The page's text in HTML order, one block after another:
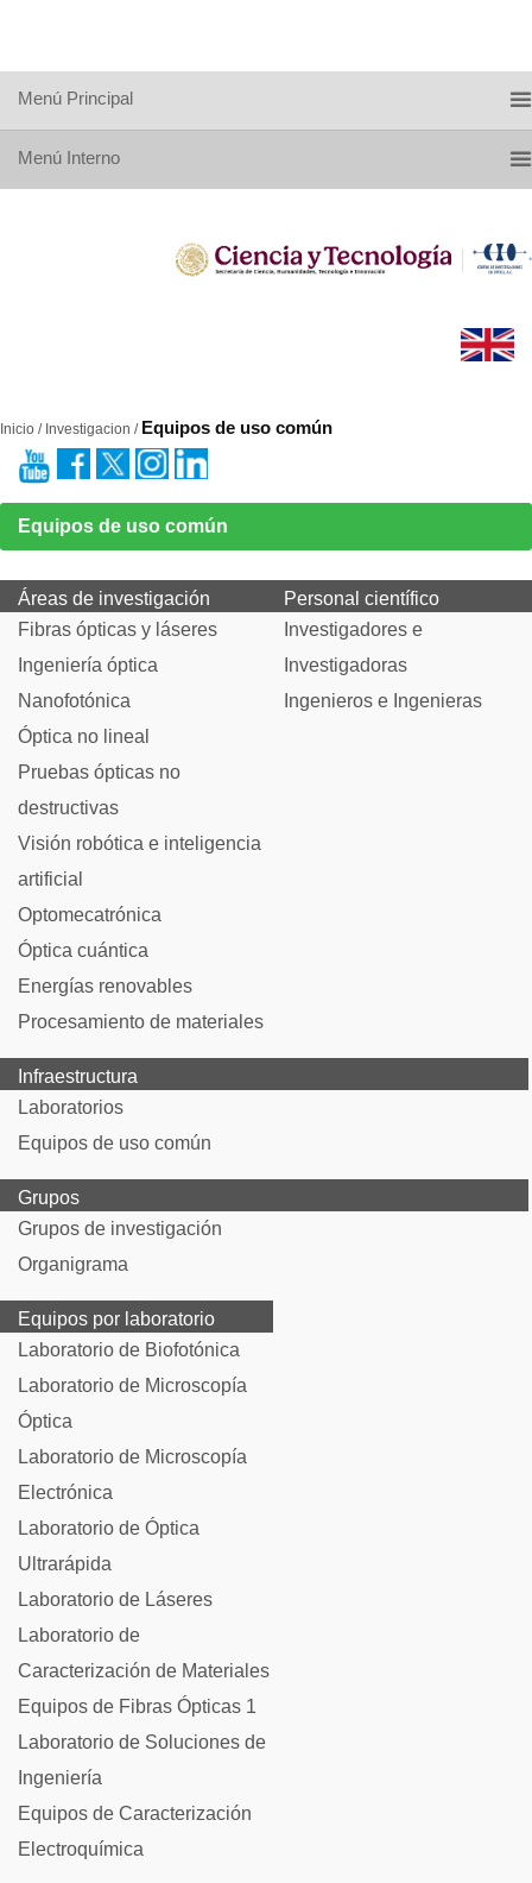
Menú Principal
Menú Interno
Inicio / Investigacion / Equipos de uso común
Equipos de uso común
Áreas de investigación
Fibras ópticas y láseres
Ingeniería óptica
Nanofotónica
Óptica no lineal
Pruebas ópticas no
destructivas
Visión robótica e inteligencia
artificial
Optomecatrónica
Óptica cuántica
Energías renovables
Procesamiento de materiales
Personal científico
Investigadores e
Investigadoras
Ingenieros e Ingenieras
Infraestructura
Laboratorios
Equipos de uso común
Grupos
Grupos de investigación
Organigrama
Equipos por laboratorio
Laboratorio de Biofotónica
Laboratorio de Microscopía
Óptica
Laboratorio de Microscopía
Electrónica
Laboratorio de Óptica
Ultrarápida
Laboratorio de Láseres
Laboratorio de
Caracterización de Materiales
Equipos de Fibras Ópticas 1
Laboratorio de Soluciones de
Ingeniería
Equipos de Caracterización
Electroquímica